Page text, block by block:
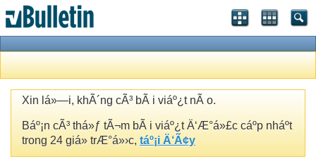
Xin lá»—i, khÃ´ng cÃ³ bÃ i viáº¿t nÃ o.
Báº¡n cÃ³ thá»ƒ tÃ¬m bÃ i viáº¿t Ä‘Æ°á»£c cáº­p nháº­t
trong 24 giá» trÆ°á»›c, táº¡i Ä‘Ã¢y